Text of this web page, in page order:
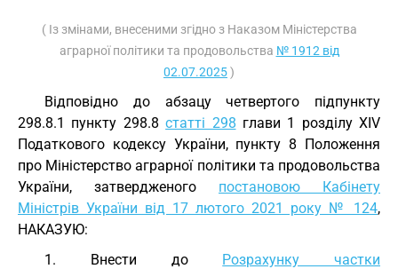
( Із змінами, внесеними згідно з Наказом Міністерства
аграрної політики та продовольства № 1912 від
02.07.2025)
Відповідно до абзацу четвертого підпункту
298.8.1 пункту 298.8статті 298 глави 1 розділу XIV
Податкового кодексу України, пункту 8 Положення
про Міністерство аграрної політики та продовольства
України, затвердженого постановою Кабінету
Міністрів України від 17 лютого 2021 року № 124,
НАКАЗУЮ:
1. Внести до Розрахунку частки